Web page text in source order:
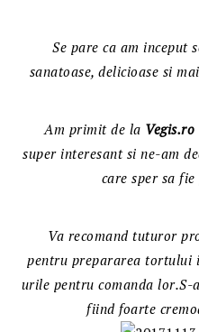
Se pare ca am inceput
sanatoase, delicioase si
Am primit de la
super interesant si ne-am
care sper sa
Va recomand tuturor
pentru prepararea tortului
urile pentru comanda
fiind foarte